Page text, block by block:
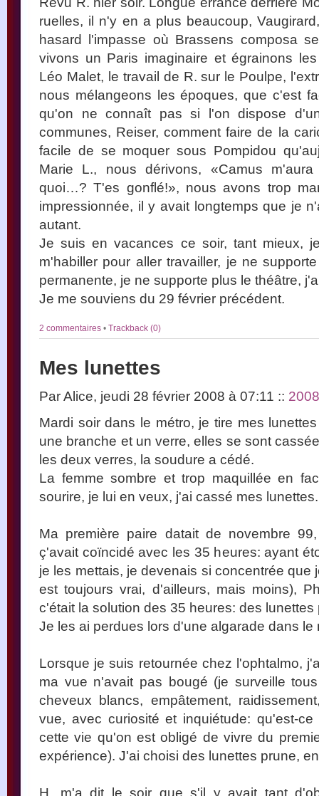
ruelles, il n'y en a plus beaucoup,
hasard l'impasse où Brassens composa
vivons un Paris imaginaire et égrainons
Léo Malet, le travail de R. sur le Poulpe,
nous mélangeons les époques, que c'est
qu'on ne connaît pas si l'on dispose
communes, Reiser, comment faire de la
facile de se moquer sous Pompidou
Marie L., nous dérivons, «Camus
quoi…? T'es gonflé!», nous avons trop
impressionnée, il y avait longtemps que je
autant.
Je suis en vacances ce soir, tant mieux,
m'habiller pour aller travailler, je ne
permanente, je ne supporte plus le théâtre,
Je me souviens du 29 février précédent.
2 commentaires • Trackback (0)
Mes lunettes
Par Alice, jeudi 28 février 2008 à 07:11 :: 2008
Mardi soir dans le métro, je tire mes
une branche et un verre, elles se sont
les deux verres, la soudure a cédé.
La femme sombre et trop maquillée en
sourire, je lui en veux, j'ai cassé mes lunettes.
Ma première paire datait de novembre
ç'avait coïncidé avec les 35 heures: ayant
je les mettais, je devenais si concentrée que
est toujours vrai, d'ailleurs, mais moins),
c'était la solution des 35 heures: des lunettes
Je les ai perdues lors d'une algarade dans
Lorsque je suis retournée chez l'ophtalmo,
ma vue n'avait pas bougé (je surveille
cheveux blancs, empâtement,
vue, avec curiosité et inquiétude: qu'est-
cette vie qu'on est obligé de vivre du
expérience). J'ai choisi des lunettes prune,
H. m'a dit le soir que s'il y avait tant